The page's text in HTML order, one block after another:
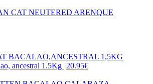
ancestral 1.5Kg 20.95€